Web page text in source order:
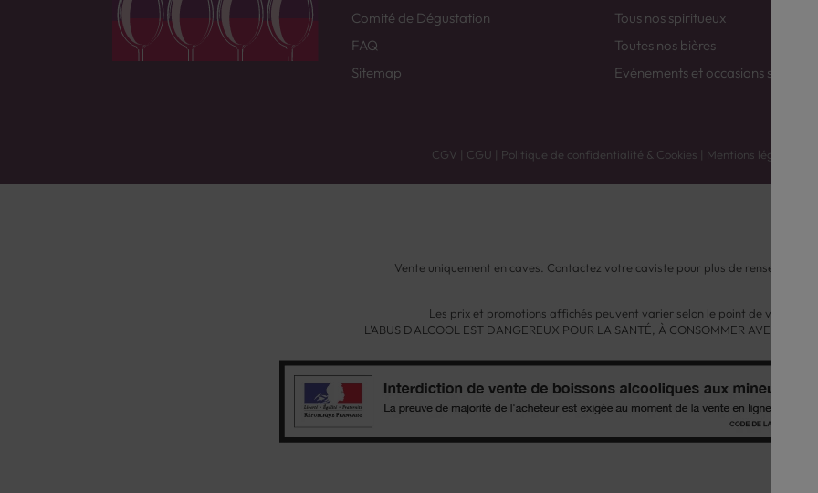
Comité de Dégustation
FAQ
Sitemap
Tous nos spiritueux
Toutes nos bières
Evénements et occasions spéciales
CGV | CGU | Politique de confidentialité & Cookies | Mentions légales
Vente uniquement en caves. Contactez votre caviste pour plus de
Les prix et promotions affichés peuvent varier selon le point de vente.
L'ABUS D'ALCOOL EST DANGEREUX POUR LA SANTÉ, À CONSOMMER AVEC